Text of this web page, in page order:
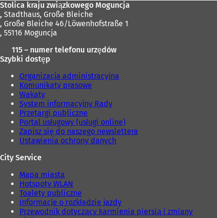
Stolica kraju związkowego Moguncja
, Stadthaus, Große Bleiche
, Große Bleiche 46/Löwenhofstraße 1
, 55116 Moguncja
115 – numer telefonu urzędów
Szybki dostęp
Organizacja administracyjna
Komunikaty prasowe
Wakaty
System informacyjny Rady
Przetargi publiczne
Portal usługowy (usługi online)
Zapisz się do naszego newslettera
Ustawienia ochrony danych
City Service
Mapa miasta
Hotspoty WLAN
Toalety publiczne
Informacje o rozkładzie jazdy
Przewodnik dotyczący karmienia piersią i zmiany